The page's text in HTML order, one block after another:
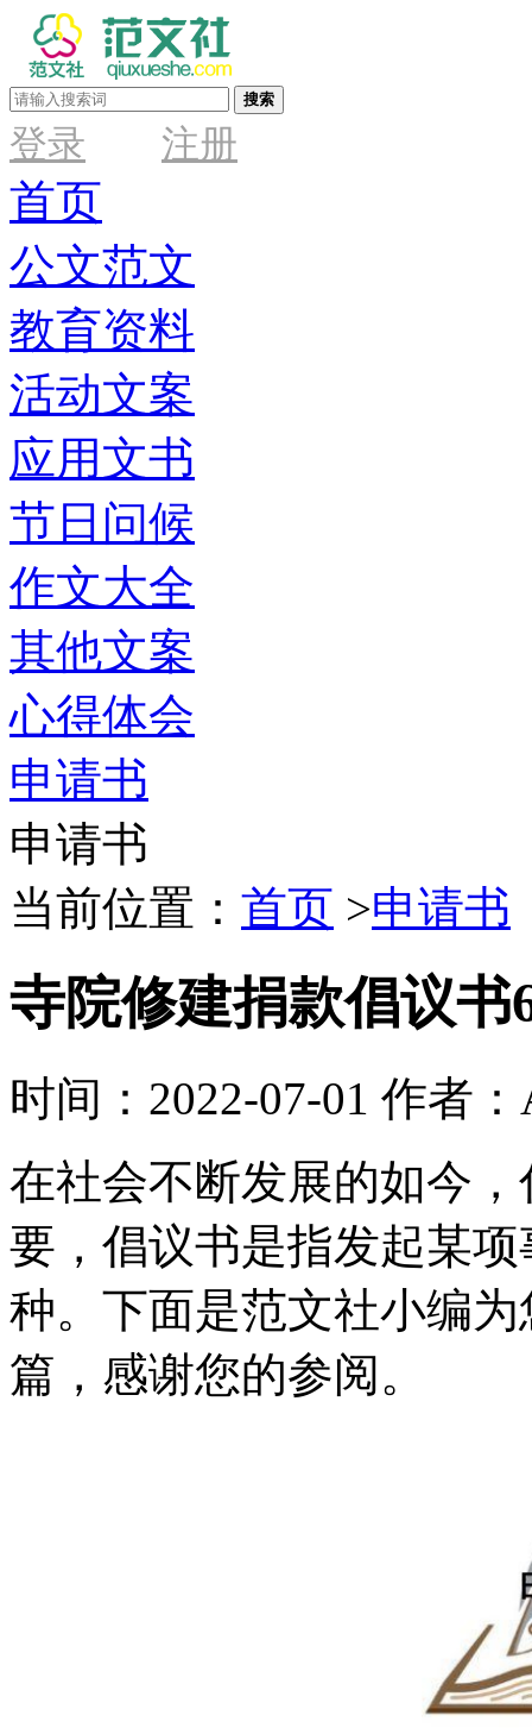
搜索
登录 注册
首页
公文范文
教育资料
活动文案
应用文书
节日问候
作文大全
其他文案
心得体会
申请书
申请书
当前位置： 首页 >申请书
寺院修建捐款倡议书
时间：2022-07-01 作者：
在社会不断发展的如今
要，倡议书是指发起某
种。下面是范文社小编
篇，感谢您的参阅。